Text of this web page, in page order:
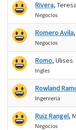
Rivera, Teresa
Negocios
Romero Avila
Negocios
Romo, Ulises
Ingles
Rowland
Ingenieria
Ruiz Rangel,
Negocios